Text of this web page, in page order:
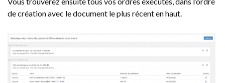
de création avec le document le plus récent en haut.